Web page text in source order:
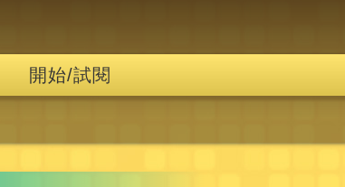
開始/試閱